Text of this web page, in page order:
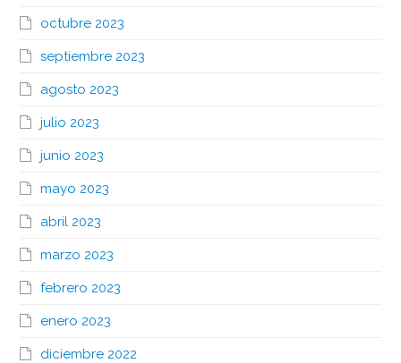
octubre 2023
septiembre 2023
agosto 2023
julio 2023
junio 2023
mayo 2023
abril 2023
marzo 2023
febrero 2023
enero 2023
diciembre 2022